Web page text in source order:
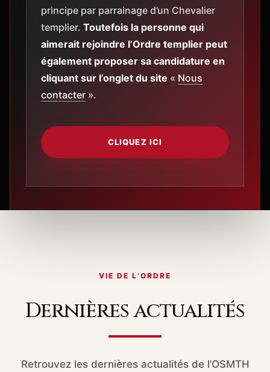
principe par parrainage d’un Chevalier
templier. Toutefois la personne qui
aimerait rejoindre l’Ordre templier peut
également proposer sa candidature en
cliquant sur l’onglet du site « Nous
contacter».
CLIQUEZ ICI
VIE DE L’ORDRE
Dernières actualités
Retrouvez les dernières actualités de l’OSMTH